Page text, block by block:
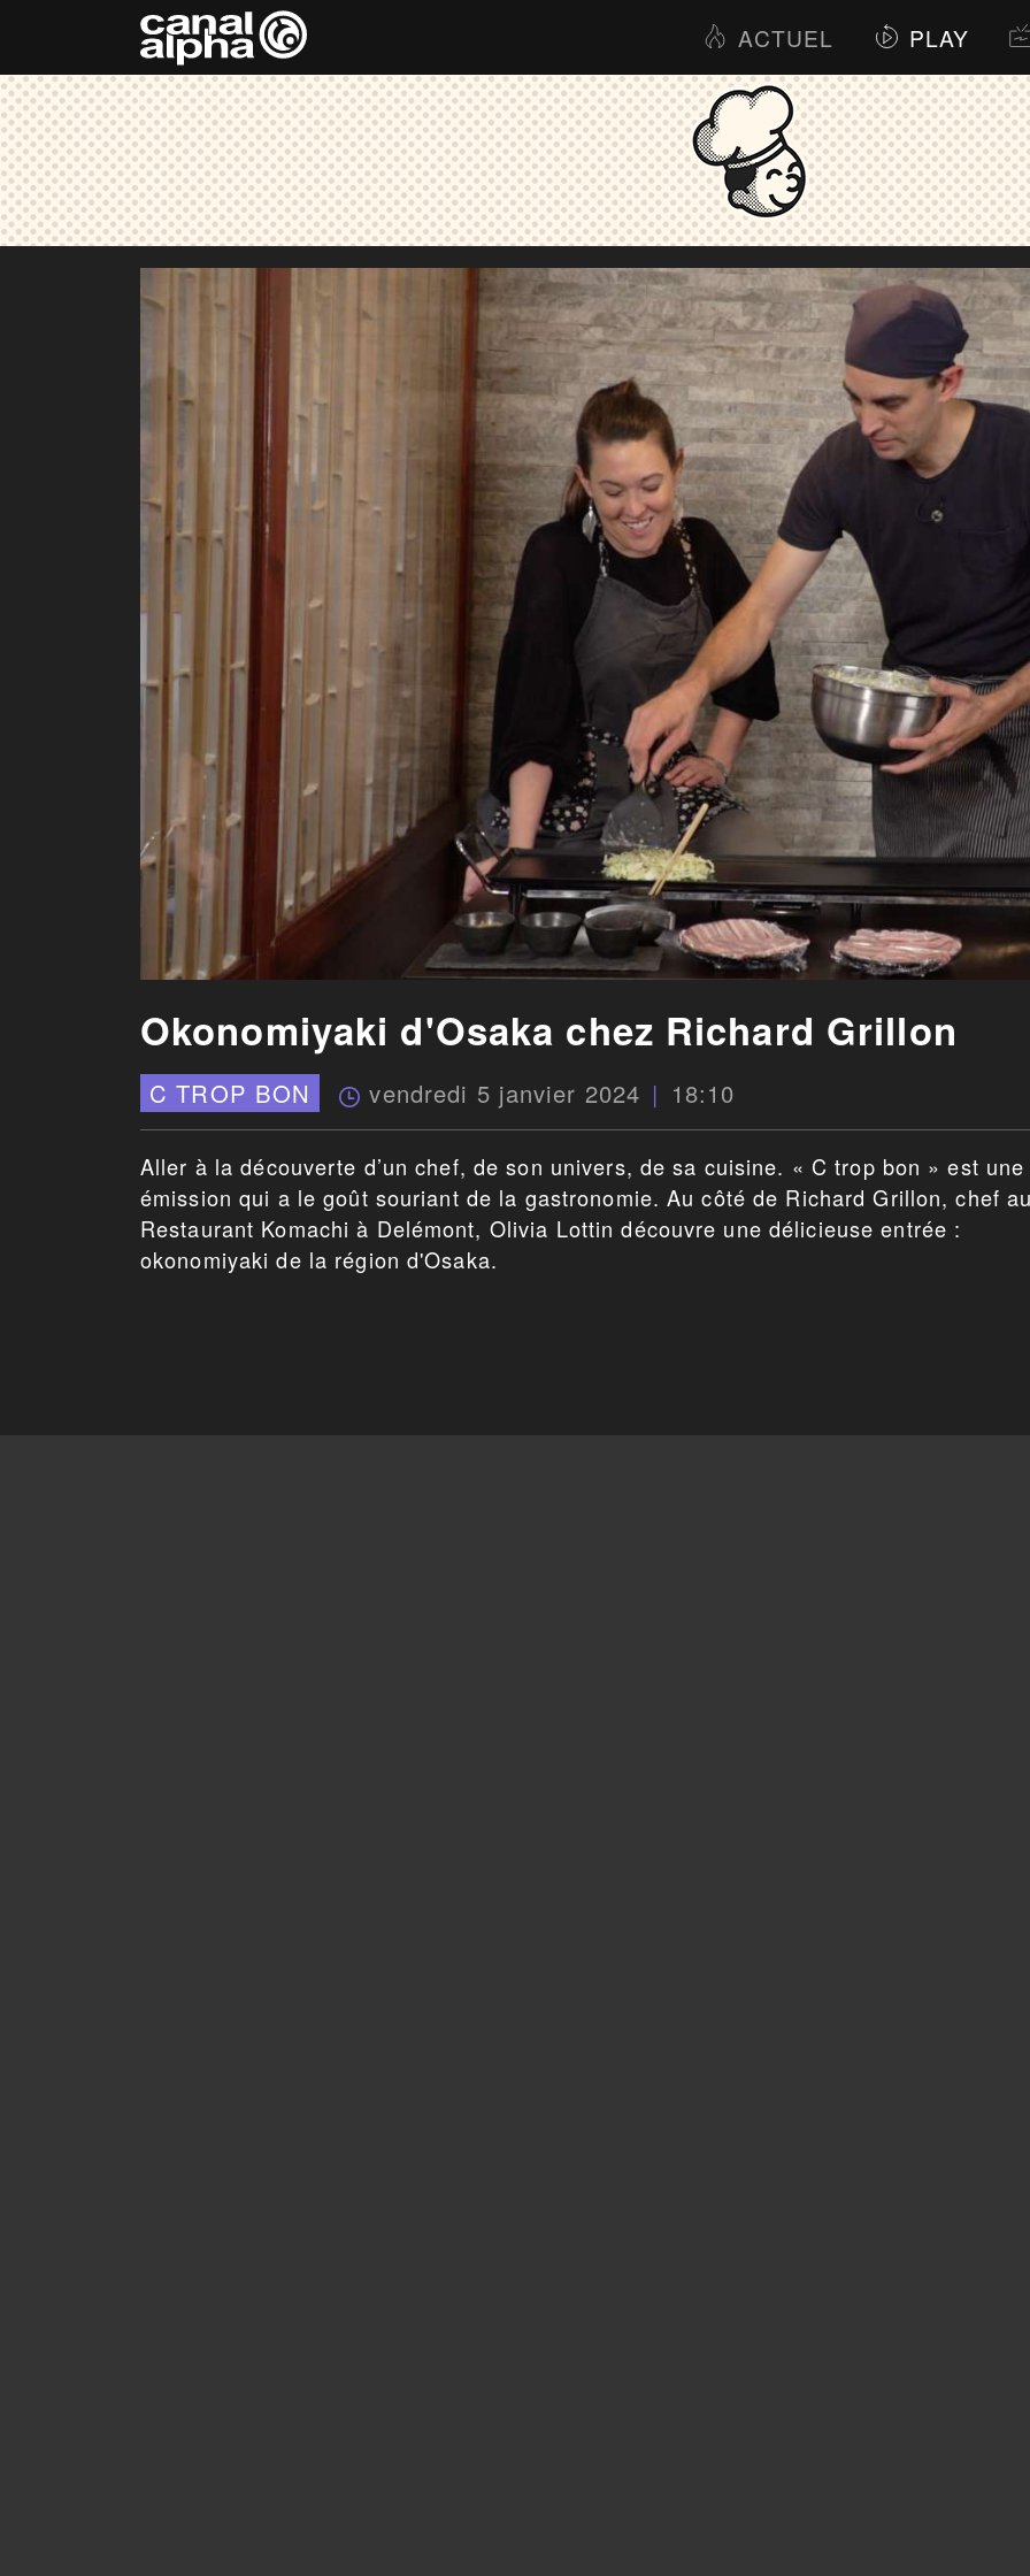
ACTUEL PLAY
Okonomiyaki d'Osaka chez Richard Grillon
C TROP BON vendredi 5 janvier 2024 18:10
Aller à la découverte d’un chef, de son univers, de sa cuisine. « C trop bon » est une
émission qui a le goût souriant de la gastronomie. Au côté de Richard Grillon, chef
Restaurant Komachi à Delémont, Olivia Lottin découvre une délicieuse entrée :
okonomiyaki de la région d'Osaka.